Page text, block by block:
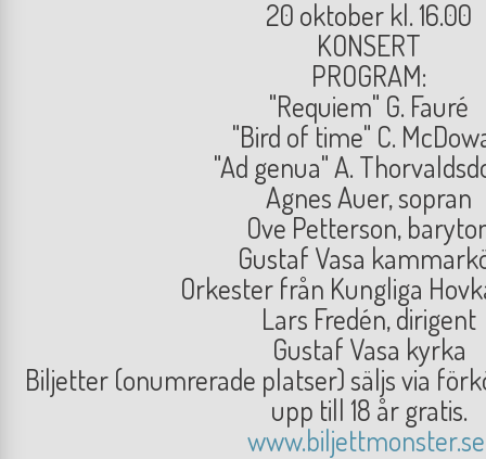
20 oktober kl. 16.00
KONSERT
PROGRAM:
"Requiem" G. Fauré
"Bird of time" C.
"Ad genua" A.
Agnes Auer, sopran
Ove Petterson,
Gustaf Vasa
Orkester från Kungliga
Lars Fredén, dirigent
Gustaf Vasa kyrka
Biljetter (onumrerade platser) säljs via
upp till 18 år gratis.
www.biljettmonster.se